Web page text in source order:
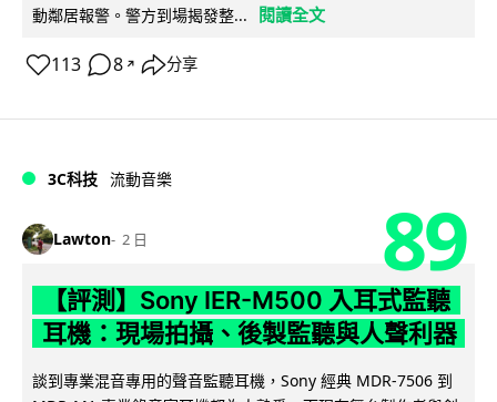
動鄰居報警。警方到場揭發整...
閱讀全文
113 8 ↗ 分享
3C科技 流動音樂
Lawton 2 日 89
【評測】Sony IER-M500 入耳式監聽
耳機：現場拍攝、後製監聽與人聲利器
談到專業混音專用的聲音監聽耳機，Sony 經典 MDR-7506 到